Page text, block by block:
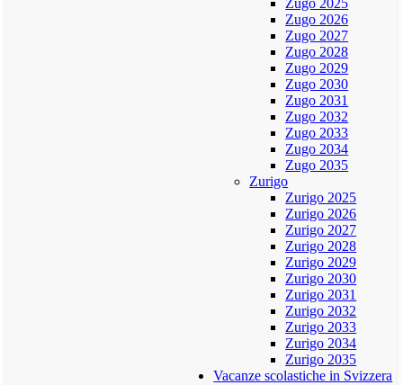
Zugo 2025
Zugo 2026
Zugo 2027
Zugo 2028
Zugo 2029
Zugo 2030
Zugo 2031
Zugo 2032
Zugo 2033
Zugo 2034
Zugo 2035
Zurigo
Zurigo 2025
Zurigo 2026
Zurigo 2027
Zurigo 2028
Zurigo 2029
Zurigo 2030
Zurigo 2031
Zurigo 2032
Zurigo 2033
Zurigo 2034
Zurigo 2035
Vacanze scolastiche in Svizzera